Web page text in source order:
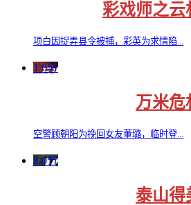
彩戏师之云
项白因捉弄县令被捕，彩英为求情陷...
1.0分
万米危
空警顾朝阳为挽回女友董璐，临时登...
8.0分
泰山得